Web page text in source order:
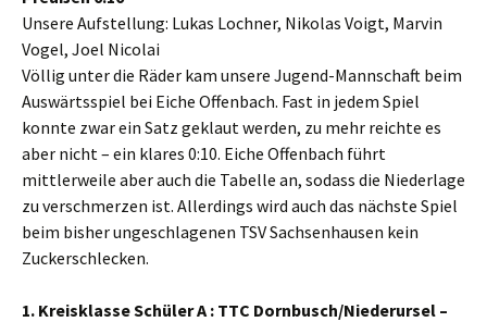
Unsere Aufstellung: Lukas Lochner, Nikolas Voigt, Marvin
Vogel, Joel Nicolai
Völlig unter die Räder kam unsere Jugend-Mannschaft beim
Auswärtsspiel bei Eiche Offenbach. Fast in jedem Spiel
konnte zwar ein Satz geklaut werden, zu mehr reichte es
aber nicht – ein klares 0:10. Eiche Offenbach führt
mittlerweile aber auch die Tabelle an, sodass die Niederlage
zu verschmerzen ist. Allerdings wird auch das nächste Spiel
beim bisher ungeschlagenen TSV Sachsenhausen kein
Zuckerschlecken.
1. Kreisklasse Schüler A : TTC Dornbusch/Niederursel –